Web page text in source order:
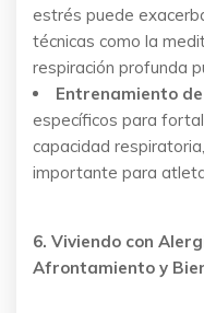
estrés puede
técnicas como la
respiración profunda
Entrenamiento
específicos para
capacidad
importante para
6. Viviendo con
Afrontamiento y